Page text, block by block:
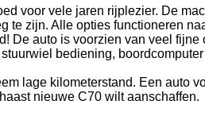
voor vele jaren rijplezier. De
te zijn. Alle opties functioneren
De auto is voorzien van veel fijne
bediening,
lage kilometerstand. Een auto
nieuwe C70 wilt aanschaffen.